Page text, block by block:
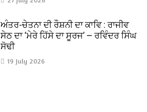
ਅੰਤਰ-ਚੇਤਨਾ ਦੀ ਰੌਸ਼ਨੀ ਦਾ ਕਾਵਿ : ਰਾਜੀਵ
ਸੇਠ ਦਾ ‘ਮੇਰੇ ਹਿੱਸੇ ਦਾ ਸੂਰਜ’ — ਰਵਿੰਦਰ ਸਿੰਘ
ਸੋਢੀ
19 July 2026